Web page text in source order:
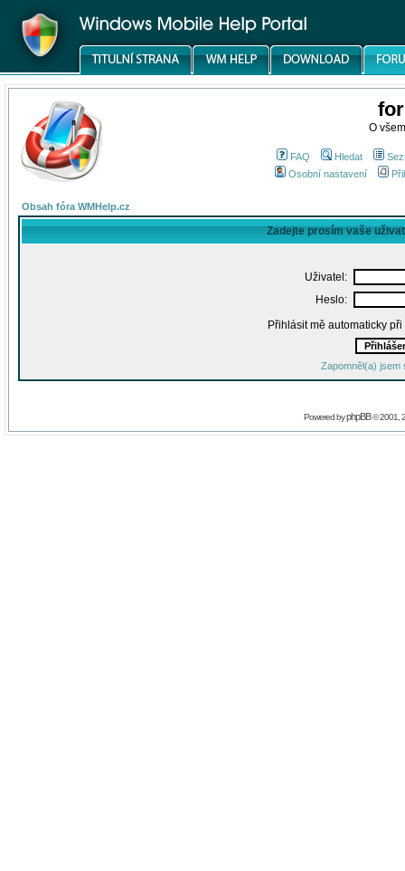
O
FAQ Hledat
Osobní nastavení
Obsah fóra WMHelp.cz
Zadejte prosím vaše
Uživatel:
Heslo:
Přihlásit mě automaticky
Zapomněl(a) jsem
Powered byphpBB© 2001,